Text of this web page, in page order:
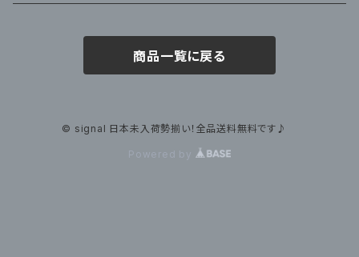
商品一覧に戻る
© signal 日本未入荷勢揃い！全品送料無料です♪
Powered by